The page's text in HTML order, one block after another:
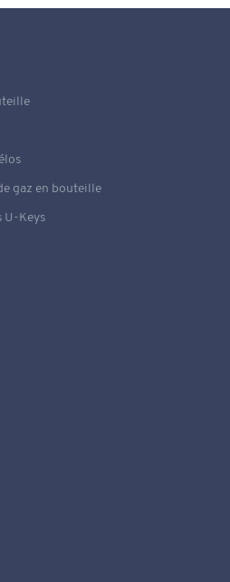
gaz en bouteille
U-Keys